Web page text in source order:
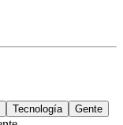
Tecnología Gente